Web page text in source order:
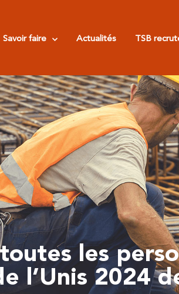
Savoir faire Actualités TSB
les
l’Unis 2024